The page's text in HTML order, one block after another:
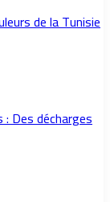
de la Tunisie
Des décharges